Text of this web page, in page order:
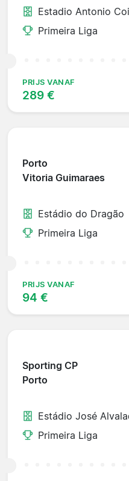
Estadio Antonio
Primeira Liga
PRIJS VANAF
289 €
Porto
Vitoria Guimaraes
Estádio do Dragão
Primeira Liga
PRIJS VANAF
94 €
Sporting CP
Porto
Estádio José
Primeira Liga